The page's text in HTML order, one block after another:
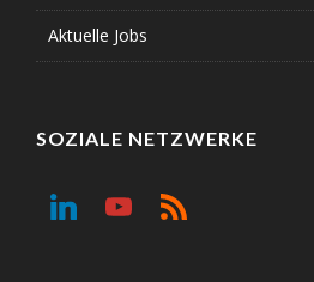
Aktuelle Jobs
SOZIALE NETZWERKE